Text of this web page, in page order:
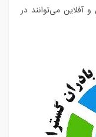
آفلاین می‌توانند در